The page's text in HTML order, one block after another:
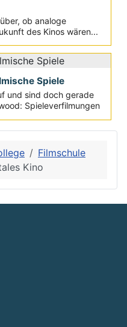
ob analoge
des Kinos wären...
Spiele
und sind doch gerade
Spieleverfilmungen
Filmschule
Kino